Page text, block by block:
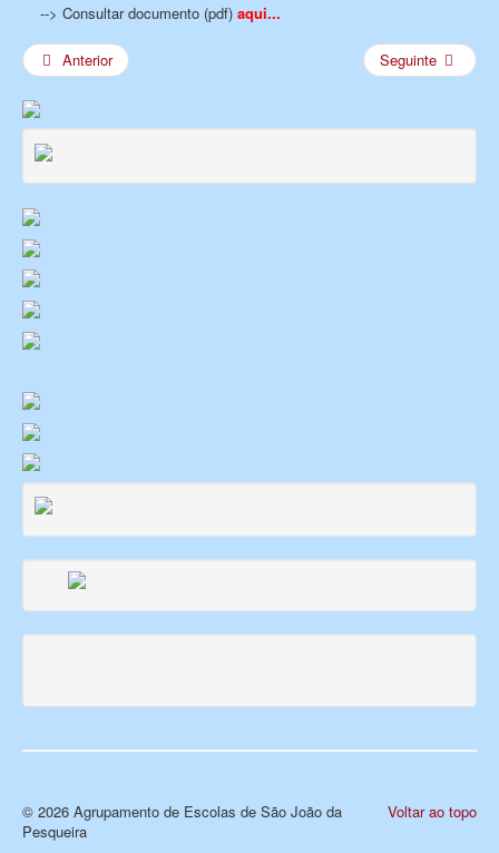
--> Consultar documento (pdf) aqui...
Anterior Seguinte
Voltar ao topo
© 2026 Agrupamento de Escolas de São João da
Pesqueira